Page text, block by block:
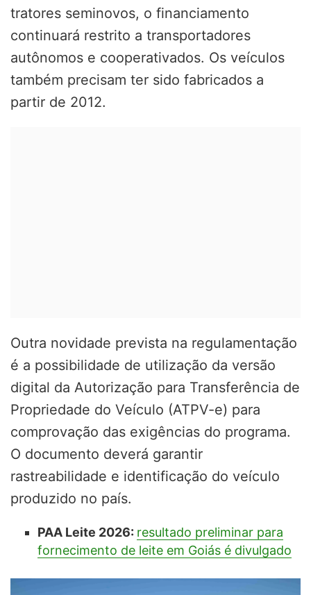
tratores seminovos, o financiamento
continuará restrito a transportadores
autônomos e cooperativados. Os veículos
também precisam ter sido fabricados a
partir de 2012.
Outra novidade prevista na regulamentação
é a possibilidade de utilização da versão
digital da Autorização para Transferência de
Propriedade do Veículo (ATPV-e) para
comprovação das exigências do programa.
O documento deverá garantir
rastreabilidade e identificação do veículo
produzido no país.
PAA Leite 2026: resultado preliminar para
fornecimento de leite em Goiás é divulgado